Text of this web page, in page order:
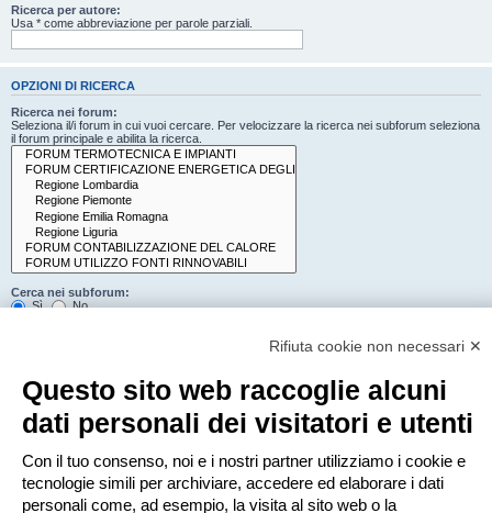
Ricerca per autore:
Usa * come abbreviazione per parole parziali.
OPZIONI DI RICERCA
Ricerca nei forum:
Seleziona il/i forum in cui vuoi cercare. Per velocizzare la ricerca nei subforum seleziona
il forum principale e abilita la ricerca.
Cerca nei subforum:
Sì
No
Solo tra i titoli degli argomenti
Solo il primo messaggio dell’argomento
Mostra i risultati come:
Messaggi
Argomenti
Ordina risultati per:
Crescente
Decrescente
Rifiuta cookie non necessari ✕
Questo sito web raccoglie alcuni
dati personali dei visitatori e utenti
Con il tuo consenso, noi e i nostri partner utilizziamo i cookie e
tecnologie simili per archiviare, accedere ed elaborare i dati
personali come, ad esempio, la visita al sito web o la